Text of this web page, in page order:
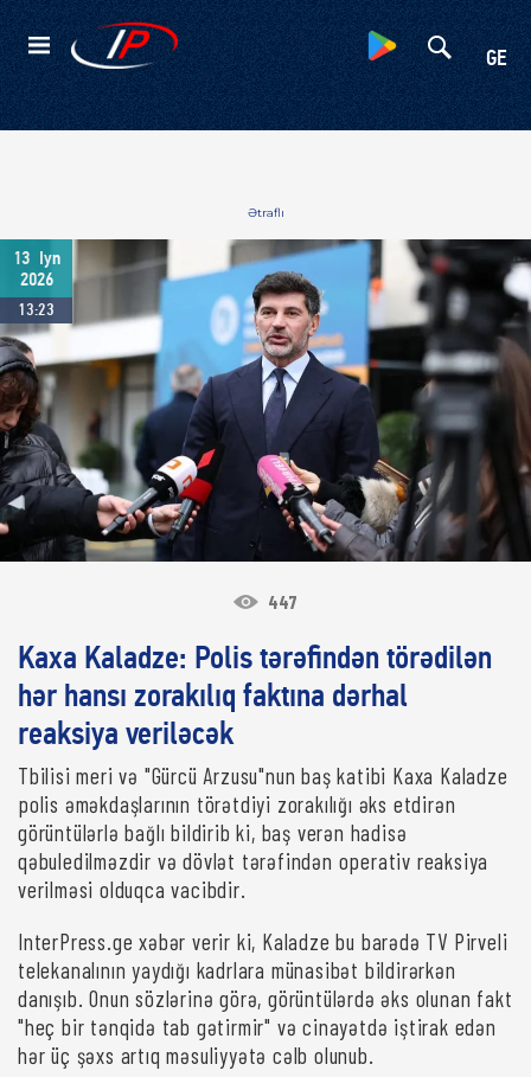
GE
Kateqoriyalar
Ətraflı
13
Iyn
2026
13:23
447
Kaxa Kaladze: Polis tərəfindən törədilən
hər hansı zorakılıq faktına dərhal
reaksiya veriləcək
Tbilisi meri və "Gürcü Arzusu"nun baş katibi Kaxa Kaladze
polis əməkdaşlarının törətdiyi zorakılığı əks etdirən
görüntülərlə bağlı bildirib ki, baş verən hadisə
qəbuledilməzdir və dövlət tərəfindən operativ reaksiya
verilməsi olduqca vacibdir.
InterPress.ge xəbər verir ki, Kaladze bu barədə TV Pirveli
telekanalının yaydığı kadrlara münasibət bildirərkən
danışıb. Onun sözlərinə görə, görüntülərdə əks olunan fakt
"heç bir tənqidə tab gətirmir" və cinayətdə iştirak edən
hər üç şəxs artıq məsuliyyətə cəlb olunub.